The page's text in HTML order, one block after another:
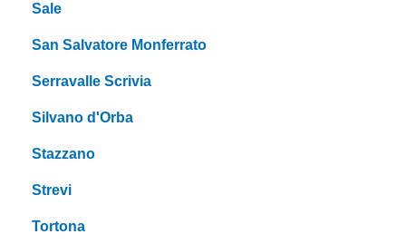
Sale
San Salvatore Monferrato
Serravalle Scrivia
Silvano d'Orba
Stazzano
Strevi
Tortona